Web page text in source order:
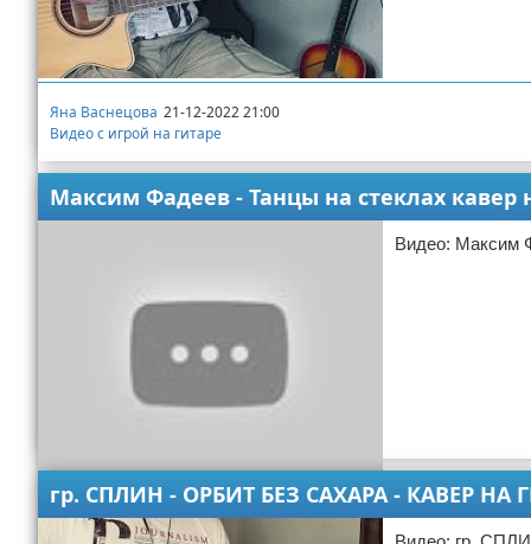
Яна Васнецова 21-12-2022 21:00
Видео с игрой на гитаре
Максим Фадеев - Танцы на стеклах кавер
Видео: Максим
Валентин Стрелков 21-12-2022 20:01
Видео с игрой на гитаре
гр. СПЛИН - ОРБИТ БЕЗ САХАРА - КАВЕР НА